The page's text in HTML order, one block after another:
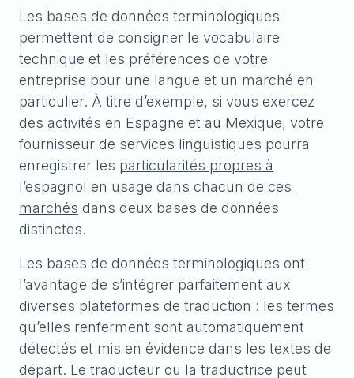
Les bases de données terminologiques
permettent de consigner le vocabulaire
technique et les préférences de votre
entreprise pour une langue et un marché en
particulier. À titre d’exemple, si vous exercez
des activités en Espagne et au Mexique, votre
fournisseur de services linguistiques pourra
enregistrer les particularités propres à
l’espagnol en usage dans chacun de ces
marchés dans deux bases de données
distinctes.
Les bases de données terminologiques ont
l’avantage de s’intégrer parfaitement aux
diverses plateformes de traduction : les termes
qu’elles renferment sont automatiquement
détectés et mis en évidence dans les textes de
départ. Le traducteur ou la traductrice peut